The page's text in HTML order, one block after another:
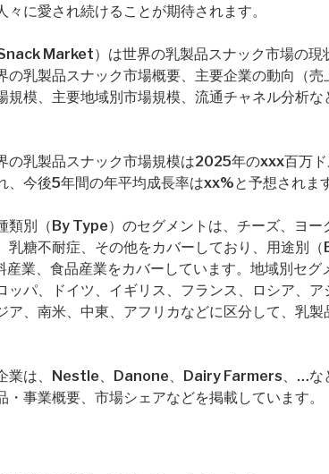
々に愛され続けることが期待されます。
Market）は世界の乳製品スナック市場の現
の乳製品スナック市場概要、主要企業の動向（売
規模、主要地域別市場規模、流通チャネル分析な
の乳製品スナック市場規模は2025年のxxx百万
、今後5年間の年平均成長率はxx%と予想されます
類別（By Type）のセグメントは、チーズ、ヨー
乳糖不耐症、その他をカバーしており、用途別
産業、食品産業をカバーしています。地域別セグ
ッパ、ドイツ、イギリス、フランス、ロシア、ア
ア、南米、中東、アフリカなどに区分して、乳
業は、Nestle、Danone、Dairy Farmers、…な
・事業概要、市場シェアなどを掲載しています。